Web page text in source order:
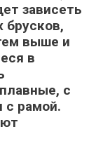
зависеть
брусков,
выше и
в
с
с рамой.